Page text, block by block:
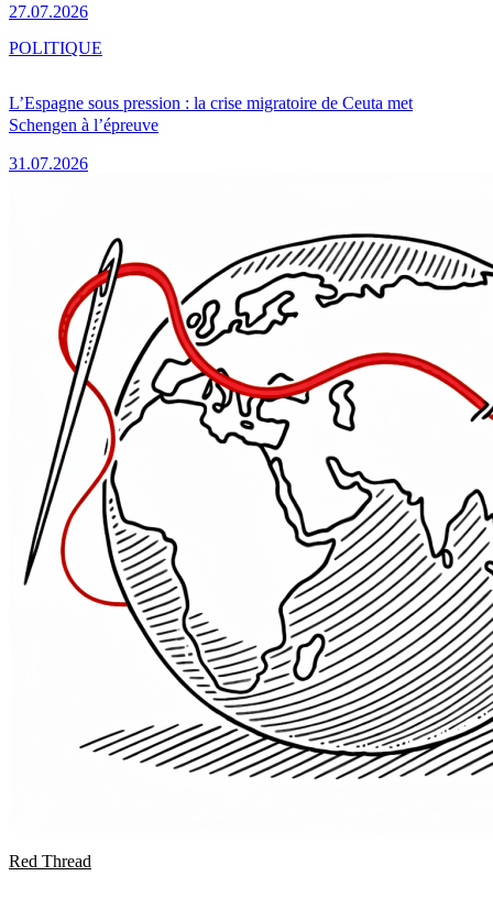
27.07.2026
L’Espagne sous pression : la crise migratoire de Ceuta met
Schengen à l’épreuve
31.07.2026
POLITIQUE
Red Thread